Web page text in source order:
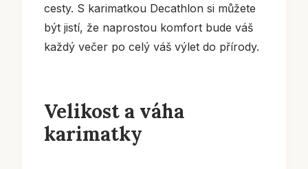
cesty. S karimatkou Decathlon si můžete
být jistí, že naprostou komfort bude váš
každý večer po celý váš výlet do přírody.
Velikost a váha
karimatky